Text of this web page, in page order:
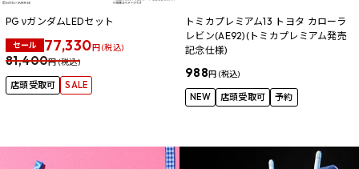
PG νガンダムLEDセット
セール 77,330円 (税込)
81,400円 (税込)
店頭受取可 SALE
トミカプレミアム13 トヨタ カローラ
レビン(AE92)(トミカプレミアム発売
記念仕様)
988円 (税込)
NEW 店頭受取可 予約